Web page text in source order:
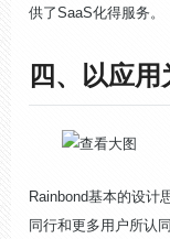
供了SaaS化得服务。
四、以应
Rainbond基本的设计
同行和更多用户所认